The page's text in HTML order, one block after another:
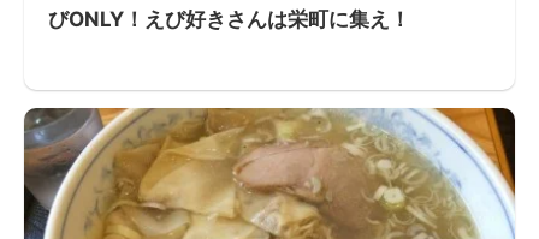
びONLY！えび好きさんは栄町に集え！